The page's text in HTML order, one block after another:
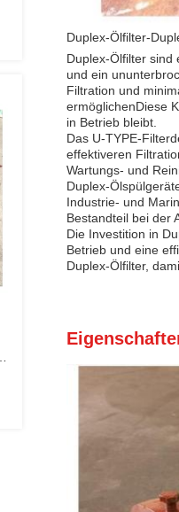
Duplex-Ölfilter-
Duplex-Ölfilter sind
und ein
Filtration und
ermöglichenDiese
in Betrieb bleibt.
Das U-TYPE-
effektiveren
Wartungs- und
Duplex-
Industrie- und
Bestandteil bei der
Die Investition in
Betrieb und eine
Duplex-Ölfilter,